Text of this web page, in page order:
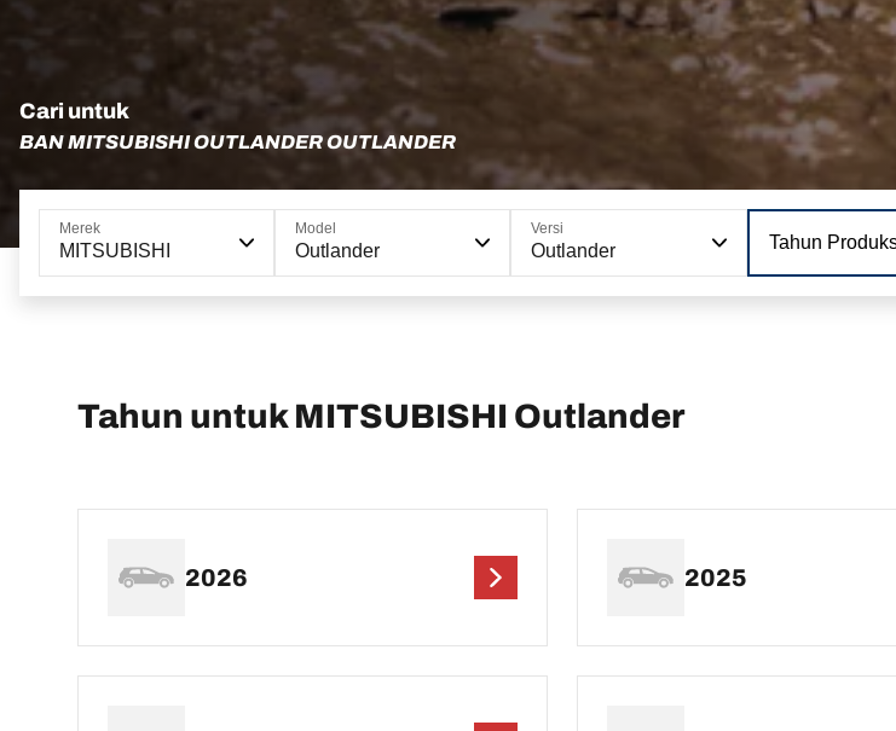
Cari untuk
BAN MITSUBISHI OUTLANDER OUTLANDER
Merek
MITSUBISHI
Model
Outlander
Versi
Outlander Tahun
Tahun untuk MITSUBISHI Outlander
2026 2025